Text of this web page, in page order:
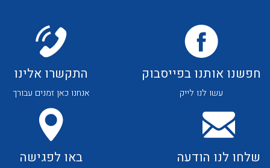
לכל מוצרי היצרן לכל מוצרי היצרן
חפשנו אותנו בפייסבוק
עשו לנו לייק
התקשרו אלינו
אנחנו כאן זמנים עבורך
שלחו לנו הודעה באו לפגישה